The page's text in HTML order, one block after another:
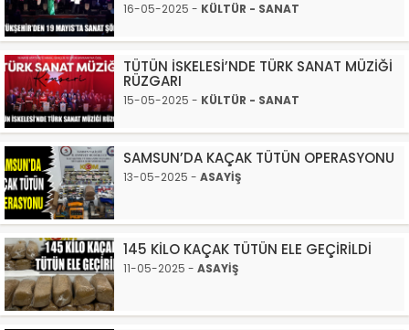
16-05-2025 - KÜLTÜR - SANAT
TÜTÜN İSKELESİ’NDE TÜRK SANAT MÜZİĞİ
RÜZGARI
15-05-2025 - KÜLTÜR - SANAT
SAMSUN’DA KAÇAK TÜTÜN OPERASYONU
13-05-2025 - ASAYİŞ
145 KİLO KAÇAK TÜTÜN ELE GEÇİRİLDİ
11-05-2025 - ASAYİŞ